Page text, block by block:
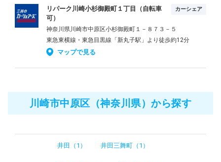
リパーク川崎小杉御殿町１丁目（自転車
可）
カーシェア
神奈川県川崎市中原区小杉御殿町１－８７３－５
東急東横線・東急目黒線「新丸子駅」より徒歩約12分
マップで見る
川崎市中原区（神奈川県）から探す
井田（1） 井田三舞町（1）